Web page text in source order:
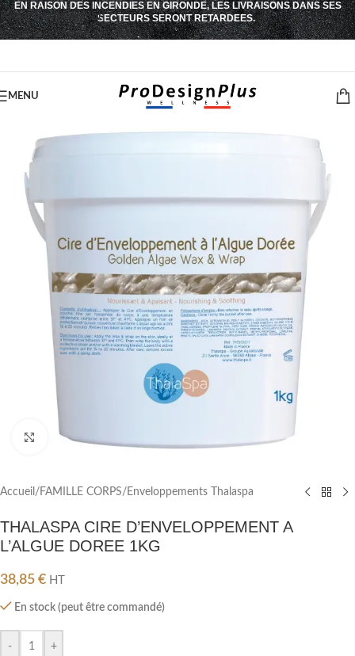
Passer à la navigation
Passer au contenu principal
EN RAISON DES INCENDIES EN GIRONDE, LES LIVRAISONS DANS SES
SECTEURS SERONT RETARDEES.
MENU
Cliquez pour agrandir
Accueil / FAMILLE CORPS/ Enveloppements Thalaspa
THALASPA CIRE D’ENVELOPPEMENT A
L’ALGUE DOREE 1KG
38,85 € HT
En stock (peut être commandé)
- +